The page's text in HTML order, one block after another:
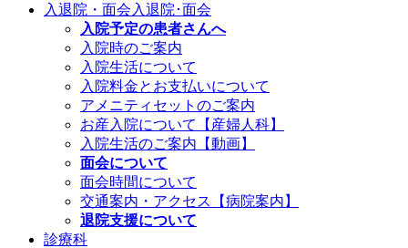
入退院・面会 入退院･面会
入院予定の患者さんへ
入院時のご案内
入院生活について
入院料金とお支払いについて
アメニティセットのご案内
お産入院について【産婦人科】
入院生活のご案内【動画】
面会について
面会時間について
交通案内・アクセス【病院案内】
退院支援について
診療科